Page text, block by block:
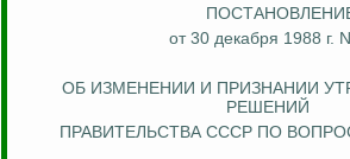
от 30 декабря 1988 г.
ОБ ИЗМЕНЕНИИ И ПРИЗНАНИИ
РЕШЕНИЙ
ПРАВИТЕЛЬСТВА СССР ПО